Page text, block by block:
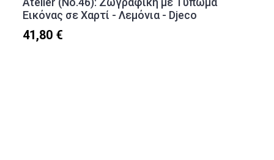
Εικόνας σε Χαρτί - Λεμόνια - Djeco
41,80 €